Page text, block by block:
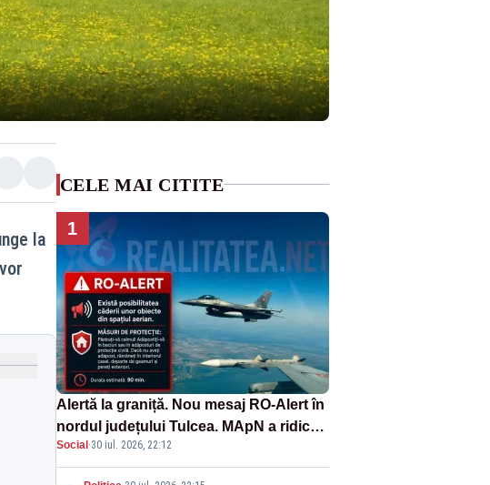
la
CELE MAI CITITE
1
Alertă la graniță. Nou mesaj RO-Alert în
nordul județului Tulcea. MApN a ridicat
de la sol două avioane F-16
Social·30 iul. 2026, 22:12